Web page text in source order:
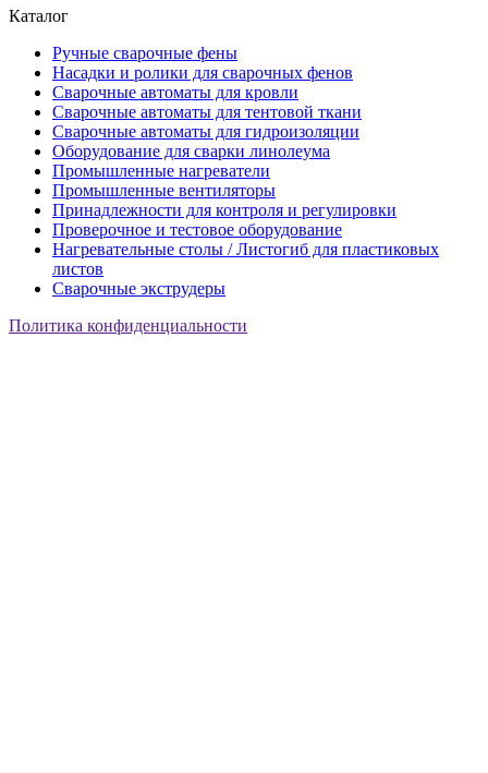
Каталог
Ручные сварочные фены
Насадки и ролики для сварочных фенов
Сварочные автоматы для кровли
Сварочные автоматы для тентовой ткани
Сварочные автоматы для гидроизоляции
Оборудование для сварки линолеума
Промышленные нагреватели
Промышленные вентиляторы
Принадлежности для контроля и регулировки
Проверочное и тестовое оборудование
Нагревательные столы / Листогиб для пластиковых
листов
Сварочные экструдеры
Политика конфиденциальности